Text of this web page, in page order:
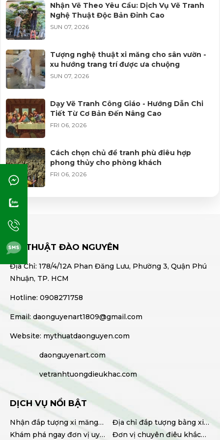
Vì sao tượng Phật làm thủ công có thần
thái và độ bền khác biệt?
Tranh phù điêu có hợp phong thủy không?
MON 09, 2025
Cách vệ sinh và bảo quản tranh phù điêu
MON 09, 2025
So sánh tranh sơn dầu và các chất liệu khác
MON 09, 2025
Ý nghĩa tranh tường Phật giáo trong chùa
và phòng thờ
FRI 09, 2025
bền bao lâu?
FRI 09, 2025
Nhận Vẽ Theo Yêu Cầu: Dịch Vụ Vẽ Tranh
Nghệ Thuật Độc Bản Đỉnh Cao
SUN 07, 2026
Tượng nghệ thuật xi măng cho sân vườn -
xu hướng trang trí được ưa chuộng
SUN 07, 2026
Dạy Vẽ Tranh Công Giáo - Hướng Dẫn Chi
Tiết Từ Cơ Bản Đến Nâng Cao
FRI 06, 2026
Cách chọn chủ đề tranh phù điêu hợp
phong thủy cho phòng khách
FRI 06, 2026
Vì sao tượng Phật làm thủ công có thần
thái và độ bền khác biệt?
MỸ THUẬT ĐÀO NGUYÊN
Địa Chỉ: 178/4/12A Phan Đăng Lưu, Phường 3, Quận Phú
Nhuận, TP. HCM
Hotline: 0908271758
Email: daonguyenart1809@gmail.com
Website: mythuatdaonguyen.com
daonguyenart.com
vetranhtuongdieukhac.com
DỊCH VỤ NỔI BẬT
Nhận đắp tượng xi măng
tại TPHCM chất lượng, giá
Địa chỉ đắp tượng bằng xi
măng uy tín, chất lượng
Khám phá ngay đơn vị uy
Đơn vị chuyên điêu khắc